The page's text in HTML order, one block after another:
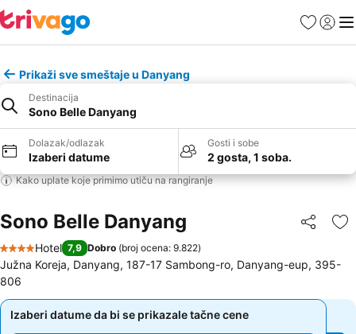
FavoritiPrijavi
Prikaži sve smeštaje u Danyang
Destinacija
Sono Belle Danyang
Dolazak/odlazak
Izaberi datume
Gosti i sobe
2 gosta, 1 soba.
Kako uplate koje primimo utiču na rangiranje
Sono Belle Danyang Deli
4 Zvezdice
Hotel 7,9 Dobro (broj ocena: 9.822)
Južna Koreja, Danyang, 187-17 Sambong-ro, Danyang-eup, 395-
806
Izaberi datume da bi se prikazale tačne cene
Izaberi datume da bi se prikazale tačne cene